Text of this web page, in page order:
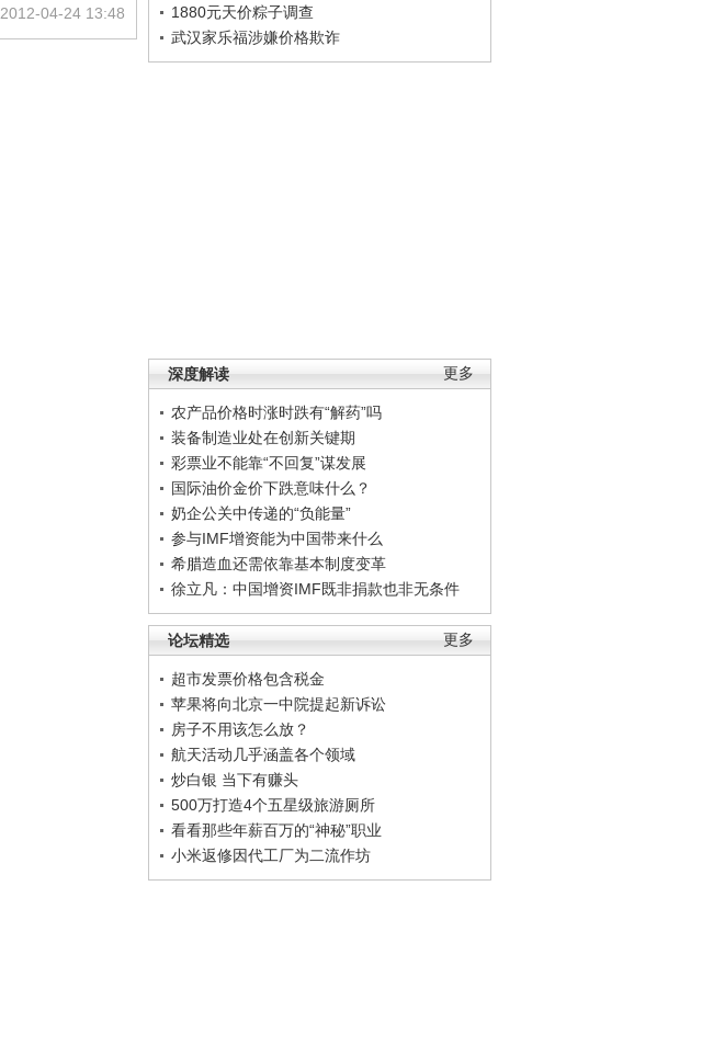
1880元天价粽子调查
武汉家乐福涉嫌价格欺诈
更多
深度解读
农产品价格时涨时跌有“解药”吗
装备制造业处在创新关键期
彩票业不能靠“不回复”谋发展
国际油价金价下跌意味什么？
奶企公关中传递的“负能量”
参与IMF增资能为中国带来什么
希腊造血还需依靠基本制度变革
徐立凡：中国增资IMF既非捐款也非无条件
更多
论坛精选
超市发票价格包含税金
苹果将向北京一中院提起新诉讼
房子不用该怎么放？
航天活动几乎涵盖各个领域
炒白银 当下有赚头
500万打造4个五星级旅游厕所
看看那些年薪百万的“神秘”职业
小米返修因代工厂为二流作坊
2012-04-24 13:48